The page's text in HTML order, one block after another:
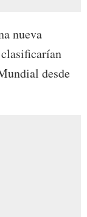
nueva
desde